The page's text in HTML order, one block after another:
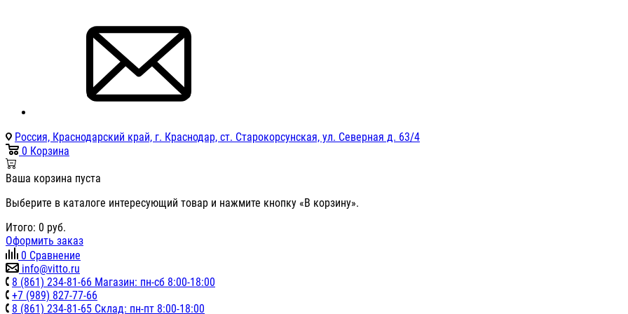
Россия, Краснодарский край, г. Краснодар, ст. Старокорсунская, ул. Северная д. 63/4
0 Корзина
Ваша корзина пуста
Выберите в каталоге интересующий товар и нажмите кнопку «В корзину».
Итого: 0 руб.
Оформить заказ
0 Сравнение
info@vitto.ru
8 (861) 234-81-66 Магазин: пн-сб 8:00-18:00
+7 (989) 827-77-66
8 (861) 234-81-65 Склад: пн-пт 8:00-18:00